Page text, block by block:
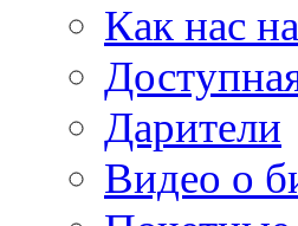
Как нас
Дарители
Видео о